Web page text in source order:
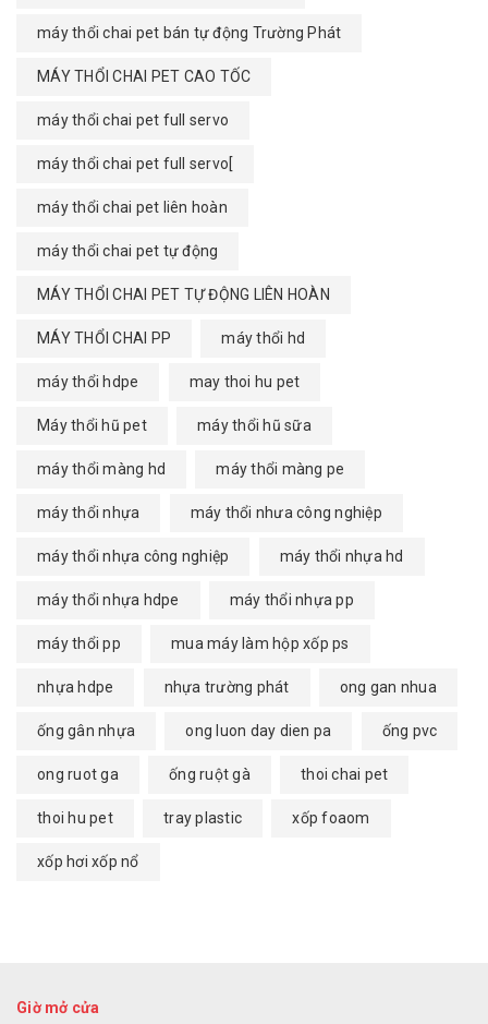
máy thổi chai pet bán tự động Trường Phát
MÁY THỔI CHAI PET CAO TỐC
máy thổi chai pet full servo
máy thổi chai pet full servo[
máy thổi chai pet liên hoàn
máy thổi chai pet tự động
MÁY THỔI CHAI PET TỰ ĐỘNG LIÊN HOÀN
MÁY THỔI CHAI PP máy thổi hd
máy thổi hdpe may thoi hu pet
Máy thổi hũ pet máy thổi hũ sữa
máy thổi màng hd máy thổi màng pe
máy thổi nhựa máy thổi nhưa công nghiệp
máy thổi nhựa công nghiệp máy thổi nhựa hd
máy thổi nhựa hdpe máy thổi nhựa pp
máy thổi pp mua máy làm hộp xốp ps
nhựa hdpe nhựa trường phát ong gan nhua
ống gân nhựa ong luon day dien pa ống pvc
ong ruot ga ống ruột gà thoi chai pet
thoi hu pet tray plastic xốp foaom
xốp hơi xốp nổ
Giờ mở cửa